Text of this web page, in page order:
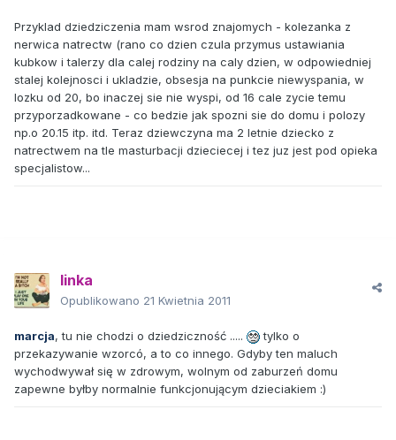
Przyklad dziedziczenia mam wsrod znajomych - kolezanka z
nerwica natrectw (rano co dzien czula przymus ustawiania
kubkow i talerzy dla calej rodziny na caly dzien, w odpowiedniej
stalej kolejnosci i ukladzie, obsesja na punkcie niewyspania, w
lozku od 20, bo inaczej sie nie wyspi, od 16 cale zycie temu
przyporzadkowane - co bedzie jak spozni sie do domu i polozy
np.o 20.15 itp. itd. Teraz dziewczyna ma 2 letnie dziecko z
natrectwem na tle masturbacji dzieciecej i tez juz jest pod opieka
specjalistow...
linka
Opublikowano 21 Kwietnia 2011
marcja, tu nie chodzi o dziedziczność .....
tylko o
przekazywanie wzorcó, a to co innego. Gdyby ten maluch
wychodwywał się w zdrowym, wolnym od zaburzeń domu
zapewne byłby normalnie funkcjonującym dzieciakiem :)